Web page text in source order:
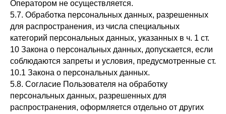
Оператором не осуществляется.
5.7. Обработка персональных данных, разрешенных
для распространения, из числа специальных
категорий персональных данных, указанных в ч. 1 ст.
10 Закона о персональных данных, допускается, если
соблюдаются запреты и условия, предусмотренные ст.
10.1 Закона о персональных данных.
5.8. Согласие Пользователя на обработку
персональных данных, разрешенных для
распространения, оформляется отдельно от других